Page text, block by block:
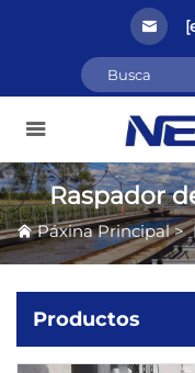
Raspador
Páxina Principal>
Productos